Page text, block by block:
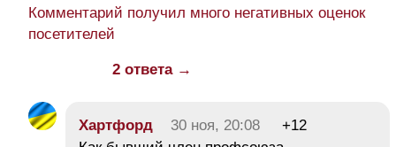
Комментарий получил много негативных оценок
посетителей
2 ответа →
Хартфорд 30 ноя, 20:08
+12